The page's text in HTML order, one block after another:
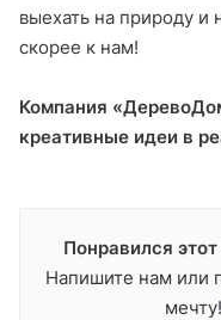
выехать на природу и
скорее к нам!
Компания
креативные идеи в
Понравился
Напишите нам или
мечту!